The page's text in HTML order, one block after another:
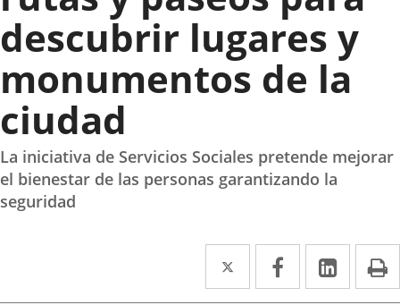
descubrir lugares y
monumentos de la
ciudad
La iniciativa de Servicios Sociales pretende mejorar
el bienestar de las personas garantizando la
seguridad
Twitter
Enlace
a
Facebook
Enlace
a
Enlace
a